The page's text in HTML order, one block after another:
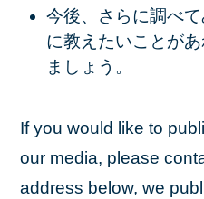
今後、さらに調べ
に教えたいことが
ましょう。
If you would like to
our media, please
address below, we